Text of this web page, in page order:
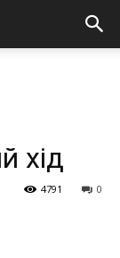
хід
0
4791